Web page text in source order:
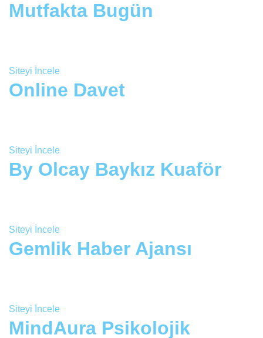
Mutfakta Bugün
Siteyi İncele
Online Davet
Siteyi İncele
By Olcay Baykız Kuaför
Siteyi İncele
Gemlik Haber Ajansı
Siteyi İncele
MindAura Psikolojik